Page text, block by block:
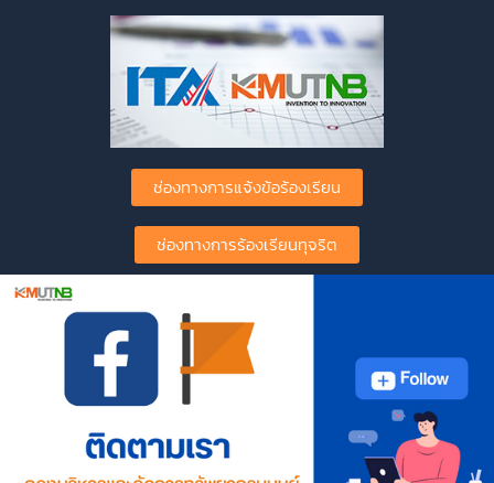
ช่องทางการแจ้งข้อร้องเรียน
ช่องทางการร้องเรียนทุจริต